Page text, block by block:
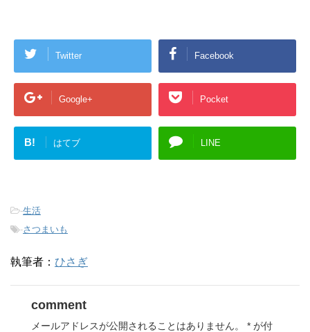
Twitter Facebook
Google+ Pocket
B! はてブ LINE
-生活
-さつまいも
執筆者： ひさぎ
comment
メールアドレスが公開されることはありません。 * が付